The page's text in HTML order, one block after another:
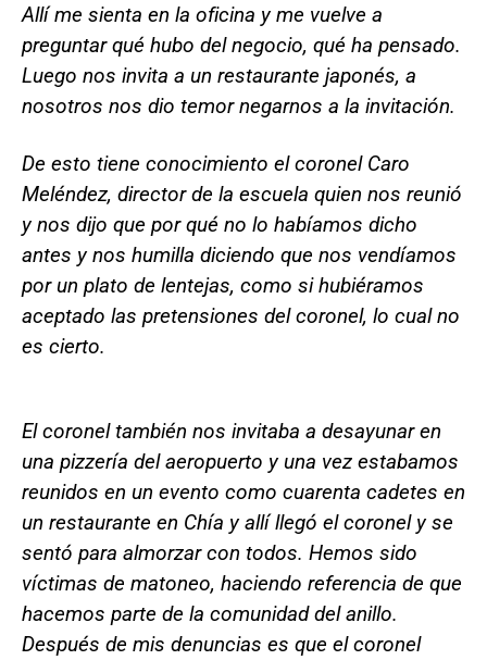
Allí me sienta en la oficina y me vuelve a
preguntar qué hubo del negocio, qué ha pensado.
Luego nos invita a un restaurante japonés, a
nosotros nos dio temor negarnos a la invitación.
De esto tiene conocimiento el coronel Caro
Meléndez, director de la escuela quien nos reunió
y nos dijo que por qué no lo habíamos dicho
antes y nos humilla diciendo que nos vendíamos
por un plato de lentejas, como si hubiéramos
aceptado las pretensiones del coronel, lo cual no
es cierto.
El coronel también nos invitaba a desayunar en
una pizzería del aeropuerto y una vez estabamos
reunidos en un evento como cuarenta cadetes en
un restaurante en Chía y allí llegó el coronel y se
sentó para almorzar con todos. Hemos sido
víctimas de matoneo, haciendo referencia de que
hacemos parte de la comunidad del anillo.
Después de mis denuncias es que el coronel